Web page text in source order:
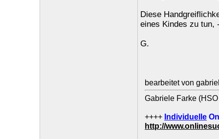
Diese
eines Kindes zu tun,
G.
bearbeitet von
Gabriele Farke (HSO
++++ Individuelle
http://